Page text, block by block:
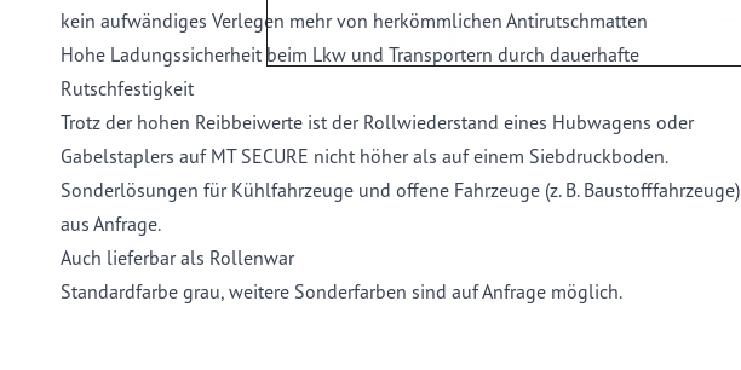
kein aufwändiges Verlegen mehr von herkömmlichen Antirutschmatten
Hohe Ladungssicherheit beim Lkw und Transportern durch dauerhafte
Rutschfestigkeit
Trotz der hohen Reibbeiwerte ist der Rollwiederstand eines Hubwagens oder
Gabelstaplers auf MT SECURE nicht höher als auf einem Siebdruckboden.
Sonderlösungen für Kühlfahrzeuge und offene Fahrzeuge (z. B. Baustofffahrzeuge)
aus Anfrage.
Auch lieferbar als Rollenwar
Standardfarbe grau, weitere Sonderfarben sind auf Anfrage möglich.